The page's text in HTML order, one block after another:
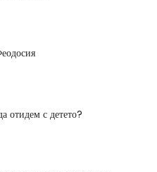
отидем с детето?